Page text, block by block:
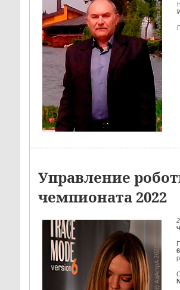
Управление
чемпионата 2022